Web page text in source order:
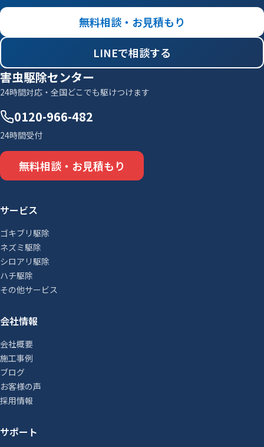
無料相談・お見積もり
LINEで相談する
害虫駆除センター
24時間対応・全国どこでも駆けつけます
0120-966-482
24時間受付
無料相談・お見積もり
サービス
ゴキブリ駆除
ネズミ駆除
シロアリ駆除
ハチ駆除
その他サービス
会社情報
会社概要
施工事例
ブログ
お客様の声
採用情報
サポート